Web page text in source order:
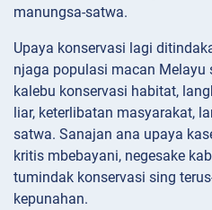
manungsa-satwa.
Upaya konservasi lagi
njaga populasi macan Melayu
kalebu konservasi habitat,
liar, keterlibatan masyarakat,
satwa. Sanajan ana upaya
kritis mbebayani, negesake
tumindak konservasi sing
kepunahan.